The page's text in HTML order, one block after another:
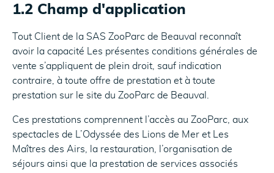
1.2 Champ d'application
Tout Client de la SAS ZooParc de Beauval reconnaît
avoir la capacité Les présentes conditions générales de
vente s’appliquent de plein droit, sauf indication
contraire, à toute offre de prestation et à toute
prestation sur le site du ZooParc de Beauval.
Ces prestations comprennent l’accès au ZooParc, aux
spectacles de L’Odyssée des Lions de Mer et Les
Maîtres des Airs, la restauration, l’organisation de
séjours ainsi que la prestation de services associés